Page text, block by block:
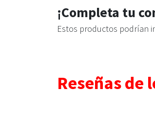
¡Completa tu
Estos productos podrían
Reseñas de